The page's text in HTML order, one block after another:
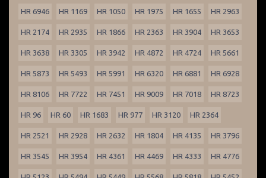
HR 6946 HR 1169 HR 1050 HR 1975 HR 1655 HR 2963
HR 2174 HR 2935 HR 1866 HR 2363 HR 3904 HR 3653
HR 3638 HR 3305 HR 3942 HR 4872 HR 4724 HR 5661
HR 5873 HR 5493 HR 5991 HR 6320 HR 6881 HR 6928
HR 8106 HR 7722 HR 7451 HR 9009 HR 7018 HR 8723
HR 96 HR 60 HR 1683 HR 977 HR 3120 HR 2364
HR 2521 HR 2928 HR 2632 HR 1804 HR 4135 HR 3796
HR 3545 HR 3954 HR 4361 HR 4469 HR 4333 HR 4776